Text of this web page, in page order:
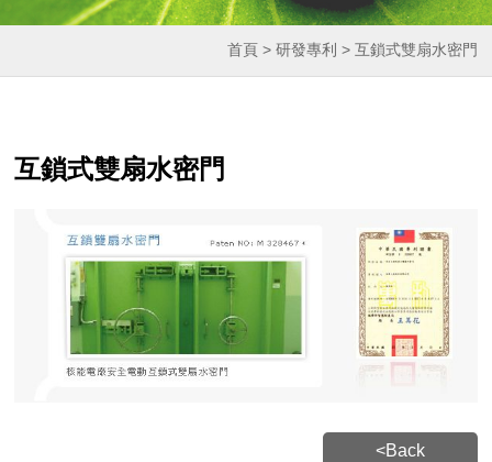
首頁 > 研發專利 > 互鎖式雙扇水密門
互鎖式雙扇水密門
<Back